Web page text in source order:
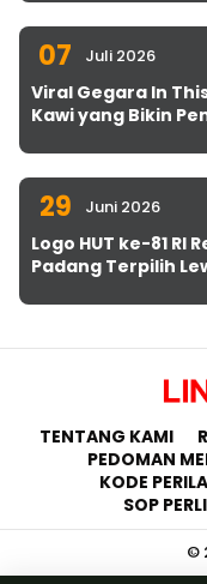
07 Juli 2026
Viral Gegara In
Kawi yang Bikin
29 Juni 2026
Logo HUT ke-81 RI
Padang Terpilih
TENTANG KAMI
PEDOMAN
KODE
SOP
©